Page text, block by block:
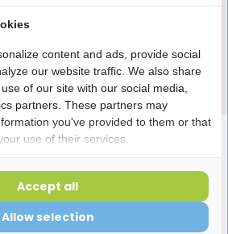
helpen je graag! Spreek ons aan
Stuur e-mail
content and ads, provide social
our website traffic. We also share
of our site with our social media,
partners. These partners may
you've provided to them or that
use of their services.
Allow selection
Accept all